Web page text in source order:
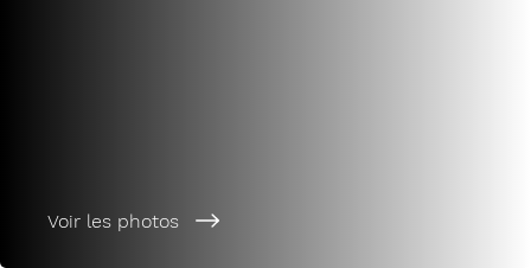
Voir les photos